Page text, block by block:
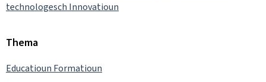
technologesch Innovatioun
Thema
Educatioun Formatioun